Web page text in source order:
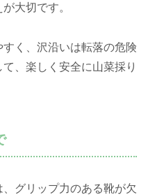
大切です。
く、沢沿いは転落の危険
、楽しく安全に山菜採り
グリップ力のある靴が欠